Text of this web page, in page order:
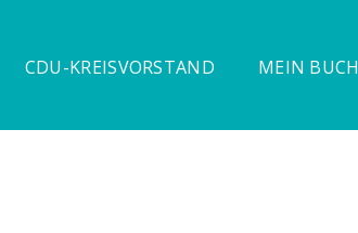
CDU-KREISVORSTAND MEIN BUCH